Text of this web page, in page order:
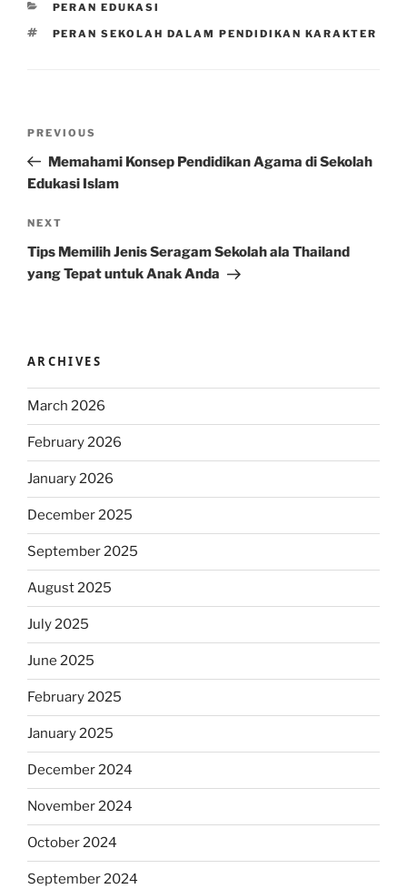
CATEGORIES
PERAN EDUKASI
TAGS
PERAN SEKOLAH DALAM PENDIDIKAN KARAKTER
Previous
Post
PREVIOUS
Memahami Konsep Pendidikan Agama di Sekolah
Edukasi Islam
Next
Post
NEXT
Tips Memilih Jenis Seragam Sekolah ala Thailand
yang Tepat untuk Anak Anda
ARCHIVES
March 2026
February 2026
January 2026
December 2025
September 2025
August 2025
July 2025
June 2025
February 2025
January 2025
December 2024
November 2024
October 2024
September 2024